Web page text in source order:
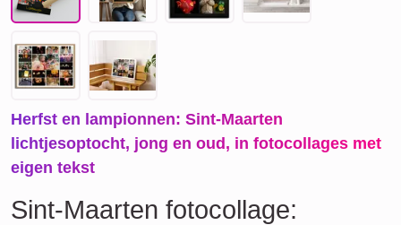
Herfst en lampionnen: Sint-Maarten
lichtjesoptocht, jong en oud, in fotocollages met
eigen tekst
Sint-Maarten fotocollage: